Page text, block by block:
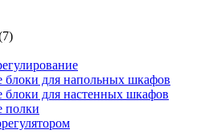
блоки для напольных шкафов
блоки для настенных шкафов
полки